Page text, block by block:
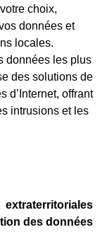
choix,
données et
locales.
données les plus
des solutions de
d’Internet, offrant
intrusions et les
des données